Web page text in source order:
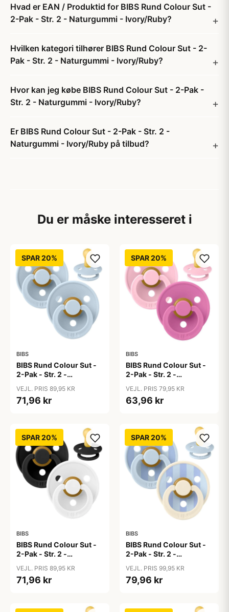
Hvad er EAN / Produktid for BIBS Rund Colour Sut -
2-Pak - Str. 2 - Naturgummi - Ivory/Ruby?
Hvilken kategori tilhører BIBS Rund Colour Sut - 2-
Pak - Str. 2 - Naturgummi - Ivory/Ruby?
Hvor kan jeg købe BIBS Rund Colour Sut - 2-Pak -
Str. 2 - Naturgummi - Ivory/Ruby?
Er BIBS Rund Colour Sut - 2-Pak - Str. 2 -
Naturgummi - Ivory/Ruby på tilbud?
Du er måske interesseret i
SPAR 20%
BIBS
BIBS Rund Colour Sut -
2-Pak - Str. 2 -
Blue/Baby Blue
VEJL. PRIS 89,95 KR
71,96 kr
SPAR 20%
BIBS
BIBS Rund Colour Sut -
2-Pak - Str. 2 -
Pink/Bubblegum
VEJL. PRIS 79,95 KR
63,96 kr
SPAR 20%
BIBS
BIBS Rund Colour Sut -
2-Pak - Str. 2 -
Black/White
VEJL. PRIS 89,95 KR
71,96 kr
SPAR 20%
BIBS
BIBS Rund Colour Sut -
2-Pak - Str. 2 -
Studio - Baby Blue/Dusty
Blue Mix
VEJL. PRIS 99,95 KR
79,96 kr